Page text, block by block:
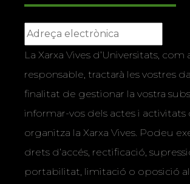
La Xarxa Vives d’Universitats, com
responsable, tractarà les vostres
finalitat de gestionar la vostra
informar-vos dels actes i activitats
organitza la Xarxa Vives. Podeu
drets d’accés, rectificació,
portabilitat, limitació o oposició